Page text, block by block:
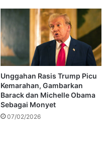
Unggahan Rasis Trump Picu
Kemarahan, Gambarkan
Barack dan Michelle Obama
Sebagai Monyet
07/02/2026